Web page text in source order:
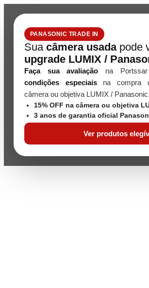
PANASONIC TRADE IN
Sua câmera usadapode
upgrade LUMIX /
Faça sua avaliação na
condições especiaisna compra
câmera ou objetiva LUMIX / Panasonic.
15% OFF na câmera ou objetiva
3 anos de garantia oficial
Ver produtos